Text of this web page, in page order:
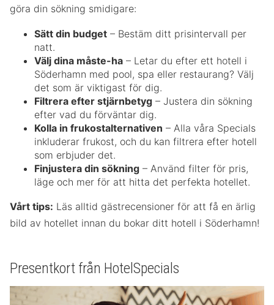
göra din sökning smidigare:
Sätt din budget – Bestäm ditt prisintervall per
natt.
Välj dina måste-ha – Letar du efter ett hotell i
Söderhamn med pool, spa eller restaurang? Välj
det som är viktigast för dig.
Filtrera efter stjärnbetyg – Justera din sökning
efter vad du förväntar dig.
Kolla in frukostalternativen – Alla våra Specials
inkluderar frukost, och du kan filtrera efter hotell
som erbjuder det.
Finjustera din sökning – Använd filter för pris,
läge och mer för att hitta det perfekta hotellet.
Vårt tips: Läs alltid gästrecensioner för att få en ärlig
bild av hotellet innan du bokar ditt hotell i Söderhamn!
Presentkort från HotelSpecials